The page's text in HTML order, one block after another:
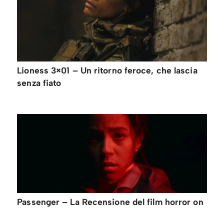
Lioness 3×01 – Un ritorno feroce, che lascia
senza fiato
Passenger – La Recensione del film horror on